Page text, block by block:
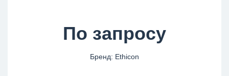
По запросу
Бренд: Ethicon